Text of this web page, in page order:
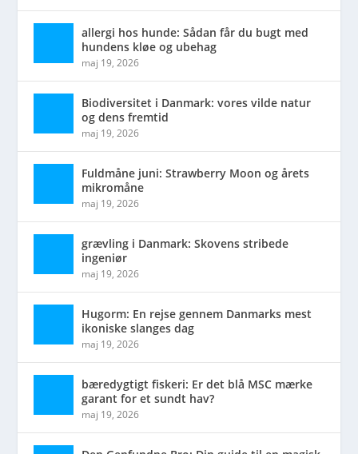
allergi hos hunde: Sådan får du bugt med
hundens kløe og ubehag
maj 19, 2026
Biodiversitet i Danmark: vores vilde natur
og dens fremtid
maj 19, 2026
Fuldmåne juni: Strawberry Moon og årets
mikromåne
maj 19, 2026
grævling i Danmark: Skovens stribede
ingeniør
maj 19, 2026
Hugorm: En rejse gennem Danmarks mest
ikoniske slanges dag
maj 19, 2026
bæredygtigt fiskeri: Er det blå MSC mærke
garant for et sundt hav?
maj 19, 2026